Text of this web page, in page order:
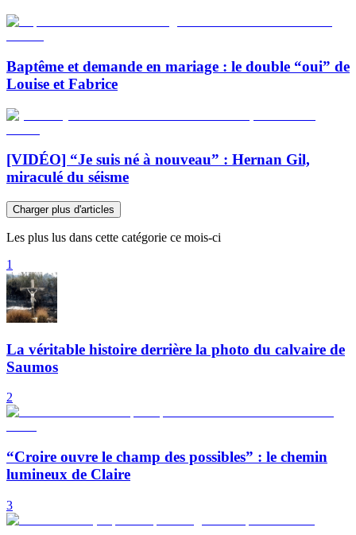
Baptême et demande en mariage : le double “oui” de
Louise et Fabrice
[VIDÉO] “Je suis né à nouveau” : Hernan Gil,
miraculé du séisme
Charger plus d'articles
Les plus lus dans cette catégorie ce mois-ci
1
La véritable histoire derrière la photo du calvaire de
Saumos
2
“Croire ouvre le champ des possibles” : le chemin
lumineux de Claire
3